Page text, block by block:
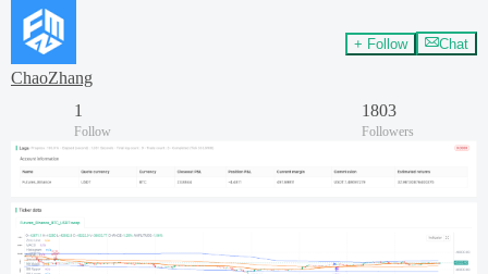
ChaoZhang
+ Follow Chat
1
Follow
1803
Followers